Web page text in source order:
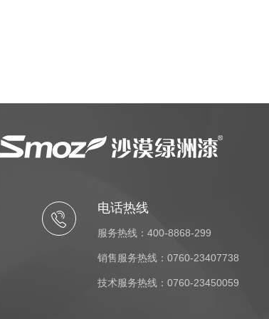
电话热线
服务热线：400-8868-299
销售服务热线：0760-23407738
技术服务热线：0760-23450059